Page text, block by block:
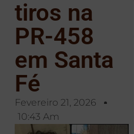
tiros na
PR-458
em Santa
Fé
Fevereiro 21, 2026
10:43 Am